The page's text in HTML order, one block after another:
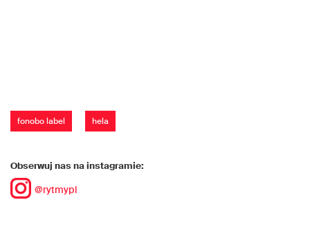
fonobo label hela
Obserwuj nas na instagramie:
@rytmypl